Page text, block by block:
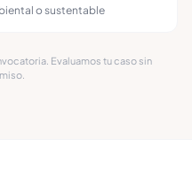
o sustentable
Evaluamos tu caso sin